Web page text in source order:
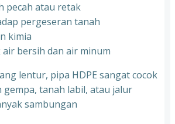
pecah atau retak
pergeseran tanah
kimia
bersih dan air minum
lentur, pipa HDPE sangat cocok
tanah labil, atau jalur
sambungan